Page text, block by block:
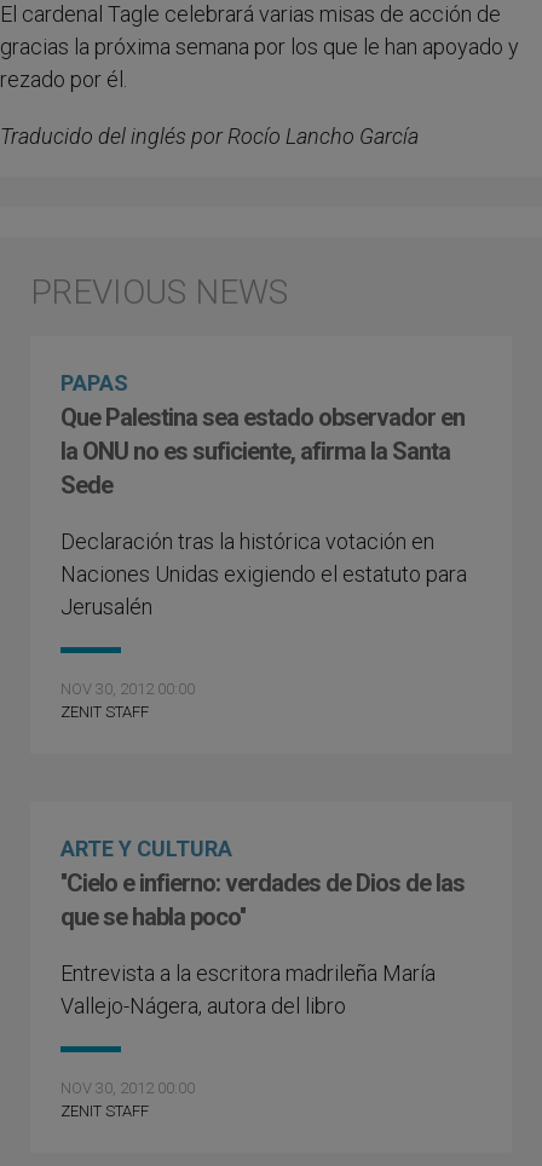
El cardenal Tagle celebrará varias misas de acción de
gracias la próxima semana por los que le han apoyado y
rezado por él.
Traducido del inglés por Rocío Lancho García
PAPAS
Que Palestina sea estado observador en
la ONU no es suficiente, afirma la Santa
Sede
Declaración tras la histórica votación en
Naciones Unidas exigiendo el estatuto para
Jerusalén
NOV 30, 2012 00:00
ZENIT STAFF
ARTE Y CULTURA
''Cielo e infierno: verdades de Dios de las
que se habla poco''
Entrevista a la escritora madrileña María
Vallejo-Nágera, autora del libro
NOV 30, 2012 00:00
ZENIT STAFF